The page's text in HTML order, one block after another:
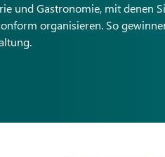
und Gastronomie, mit denen
organisieren. So